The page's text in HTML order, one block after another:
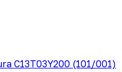
C13T03Y200 (101/001)